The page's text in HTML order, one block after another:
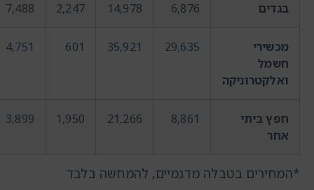
בגדים 6,876
14,978
2,247
7,488
מכשירי
חשמל
ואלקטרוניקה
29,635
35,921
601
4,751
חפץ ביתי
אחר
8,861
21,266
1,950
3,899
*המחירים בטבלה מדגמיים, להמחשה בלבד